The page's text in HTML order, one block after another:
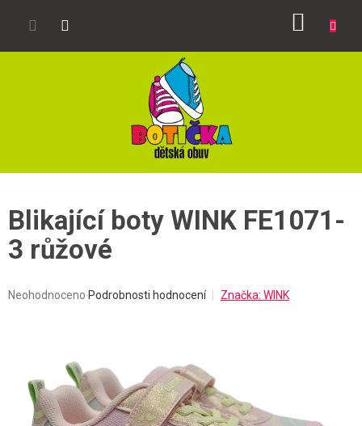
Blikající boty WINK FE1071-
3 růžové
Průměrné
hvězdiček.
Neohodnoceno Podrobnosti hodnocení Značka: WINK